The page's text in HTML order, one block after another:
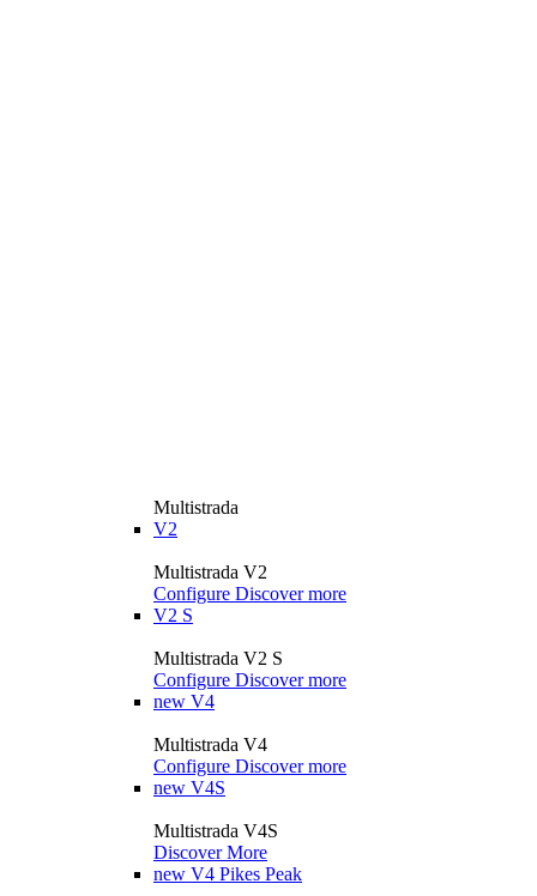
Multistrada
V2
Multistrada V2
Configure Discover more
V2 S
Multistrada V2 S
Configure Discover more
new V4
Multistrada V4
Configure Discover more
new V4S
Multistrada V4S
Discover More
new V4 Pikes Peak